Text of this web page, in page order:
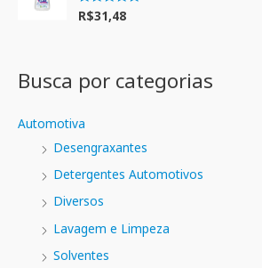
ã
5
A
ç
ã
d
5
R$31,48
Busca por categorias
Automotiva
Desengraxantes
Detergentes Automotivos
Diversos
Lavagem e Limpeza
Solventes